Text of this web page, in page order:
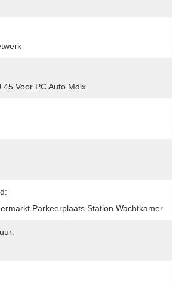
45 Voor PC Auto Mdix
Parkeerplaats Station Wachtkamer